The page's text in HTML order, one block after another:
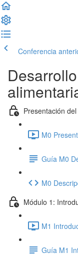
Conferencia
Presentación
M0
Guía M0
M0
Módulo 1:
M1
Guía M1